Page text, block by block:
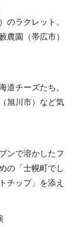
のラクレット。
農園（帯広市）
道チーズたち。
旭川市）など気
ンで溶かしたフ
の「士幌町でし
チップ」を添え